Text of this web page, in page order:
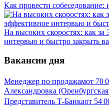
Как провести собеседование:
На высоких скоростях: как
интервью и быстро закрыть
Вакансии дня
Менеджер по продажамот 70
Александровка
Представитель Т-Банкаот 54